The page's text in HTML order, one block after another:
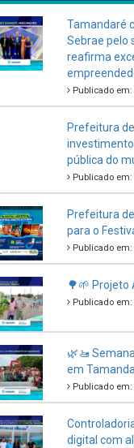
Tamandaré
Sebrae pelo
reafirma
Publicado em:
Prefeitura
pública do
Publicado em:
Prefeitura
para o
Publicado em:
🌳🌱 Projeto
Publicado em:
🌿🚤
em
Publicado em:
digital com